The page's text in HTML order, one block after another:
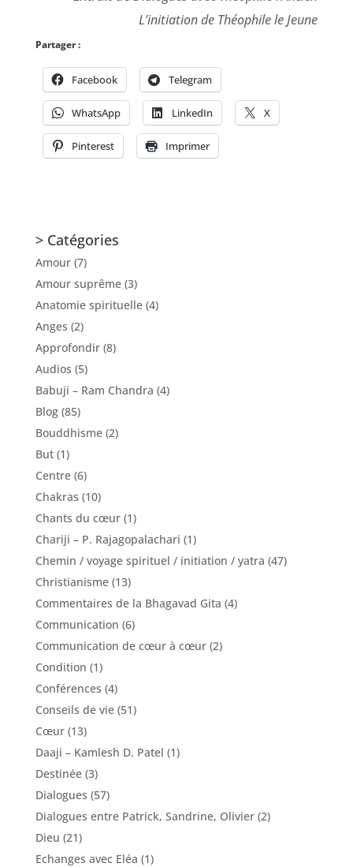
L’initiation de Théophile le Jeune
Partager :
Facebook Telegram
WhatsApp LinkedIn X
Pinterest Imprimer
> Catégories
Amour(7)
Amour suprême(3)
Anatomie spirituelle(4)
Anges (2)
Approfondir(8)
Audios (5)
Babuji – Ram Chandra (4)
Blog(85)
Bouddhisme(2)
But(1)
Centre(6)
Chakras (10)
Chants du cœur(1)
Chariji – P. Rajagopalachari (1)
Chemin / voyage spirituel / initiation / yatra (47)
Christianisme(13)
Commentaires de la Bhagavad Gita (4)
Communication (6)
Communication de cœur à cœur(2)
Condition (1)
Conférences (4)
Conseils de vie(51)
Cœur(13)
Daaji – Kamlesh D. Patel (1)
Destinée(3)
Dialogues (57)
Dialogues entre Patrick, Sandrine, Olivier(2)
Dieu (21)
Echanges avec Eléa (1)